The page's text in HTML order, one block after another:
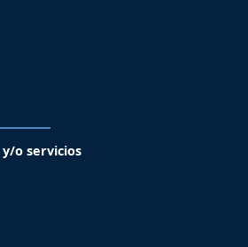
o servicios